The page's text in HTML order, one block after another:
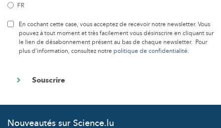
FR
En cochant cette case, vous acceptez de recevoir notre newsletter. Vous
pouvez à tout moment et très facilement vous désinscrire en cliquant sur
le lien de désabonnement présent au bas de chaque newsletter. Pour
plus d’information, consultez notre politique de confidentialité.
Nouveautés sur Science.lu